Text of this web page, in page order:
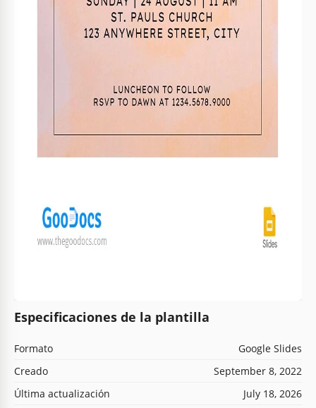
Especificaciones de la plantilla
Formato
Google Slides
Creado
September 8, 2022
Última actualización
July 18, 2026